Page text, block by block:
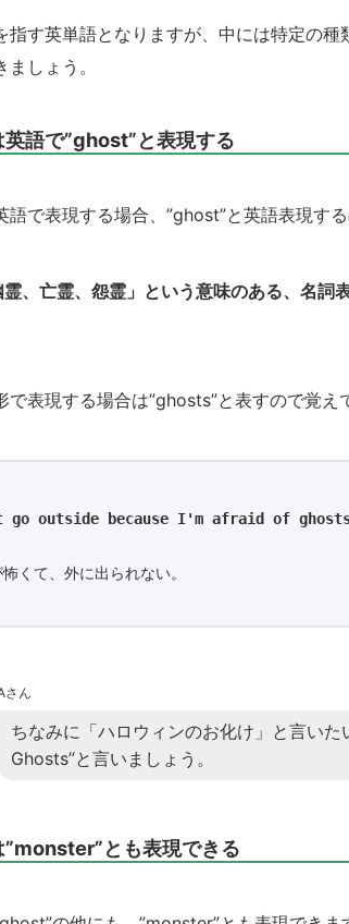
指す英単語となりますが、中には特定の
しょう。
英語で”ghost”と表現する
語で表現する場合、”ghost”と英語表現する
、亡霊、怨霊」という意味のある、名詞
で表現する場合は”ghosts”と表すので覚え
go outside because I'm afraid of
くて、外に出られない。
さん
ちなみに「ハロウィンのお化け」と言い
Ghosts”と言いましょう。
”monster”とも表現できる